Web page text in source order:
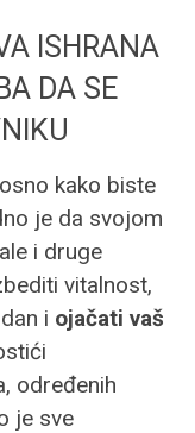
ISHRANA
DA SE
kako biste
je da svojom
i druge
vitalnost,
i ojačati vaš
određenih
je sve